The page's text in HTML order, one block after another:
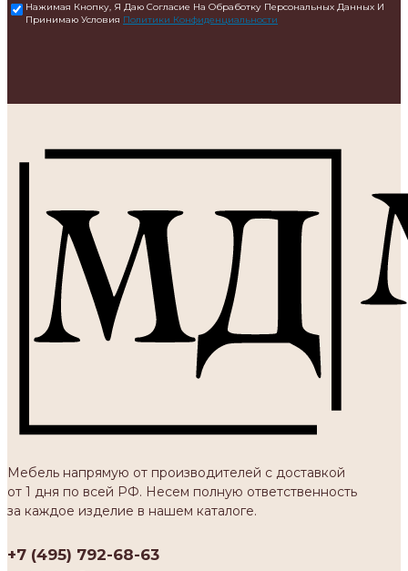
Нажимая Кнопку, Я Даю Согласие На Обработку Персональных Данных И
Принимаю Условия Политики Конфиденциальности
Мебель напрямую от производителей с доставкой
от 1 дня по всей РФ. Несем полную ответственность
за каждое изделие в нашем каталоге.
+7 (495) 792-68-63